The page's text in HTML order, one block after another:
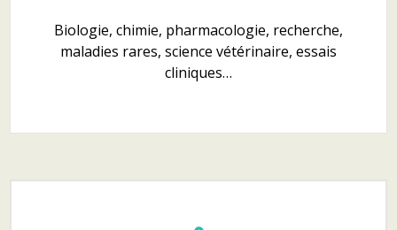
Biologie, chimie, pharmacologie, recherche,
maladies rares, science vétérinaire, essais
cliniques…